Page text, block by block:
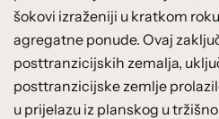
šokovi izraženiji u kratkom
agregatne ponude. Ovaj
posttranzicijskih zemalja,
posttranzicijske zemlje
u prijelazu iz planskog u